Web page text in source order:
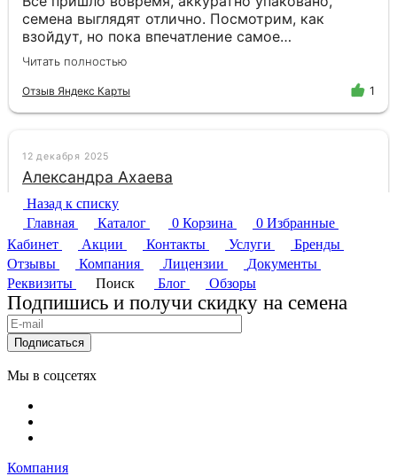
Назад к списку
Главная
Каталог 0 Корзина 0 Избранные
Кабинет
Акции Контакты Услуги
Бренды
Отзывы
Компания Лицензии
Документы
Реквизиты
Поиск Блог Обзоры
Подпишись и получи скидку на семена
Подписаться
Мы в соцсетях
Компания